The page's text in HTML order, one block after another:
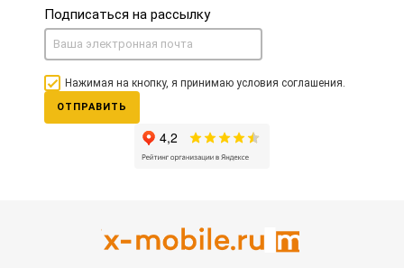
Подписаться на рассылку
Нажимая на кнопку, я принимаю условия соглашения.
ОТПРАВИТЬ